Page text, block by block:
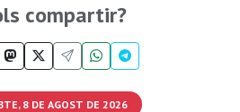
compartir?
8 DE AGOST DE 2026